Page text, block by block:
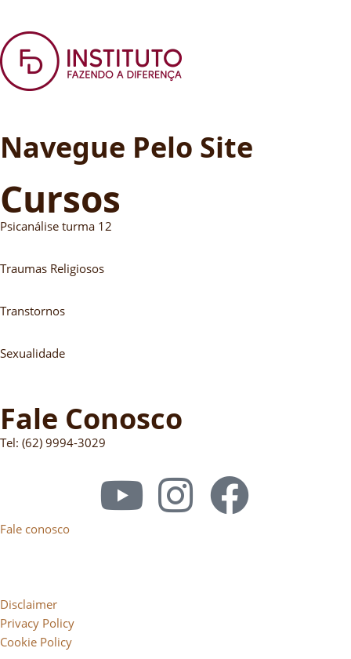
Navegue Pelo Site
Cursos
Psicanálise turma 12
Traumas Religiosos
Transtornos
Sexualidade
Fale Conosco
Tel: (62) 9994-3029
Fale conosco
Disclaimer
Privacy Policy
Cookie Policy